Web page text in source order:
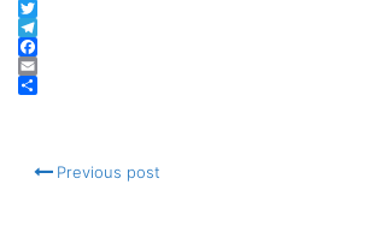
WhatsApp
Twitter
Telegram
Facebook
Email
Previous post